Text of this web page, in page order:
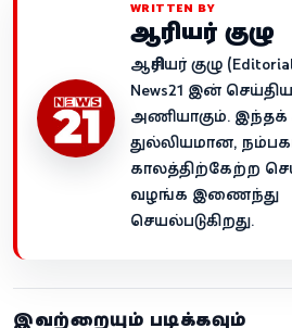
WRITTEN BY
ஆசிரியர் குழு
ஆசிரியர் குழு
News21 இன்
அணியாகும். இந்தக்
துல்லியமான,
காலத்திற்கேற்ற
வழங்க இணைந்து
செயல்படுகிறது.
இவற்றையும் படிக்கவும்